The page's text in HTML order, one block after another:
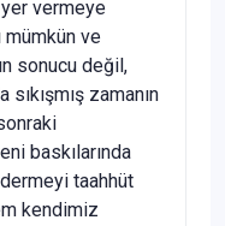
vermeye
ve
sonucu değil,
zamanın
baskılarında
taahhüt
kendimiz